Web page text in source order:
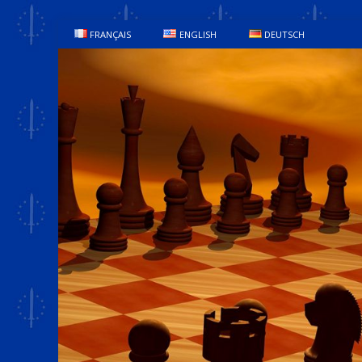
FRANÇAIS ENGLISH DEUTSCH